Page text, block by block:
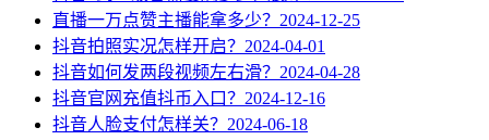
直播一万点赞主播能拿多少？ 2024-12-25
抖音拍照实况怎样开启？ 2024-04-01
抖音如何发两段视频左右滑？ 2024-04-28
抖音官网充值抖币入口？ 2024-12-16
抖音人脸支付怎样关？ 2024-06-18